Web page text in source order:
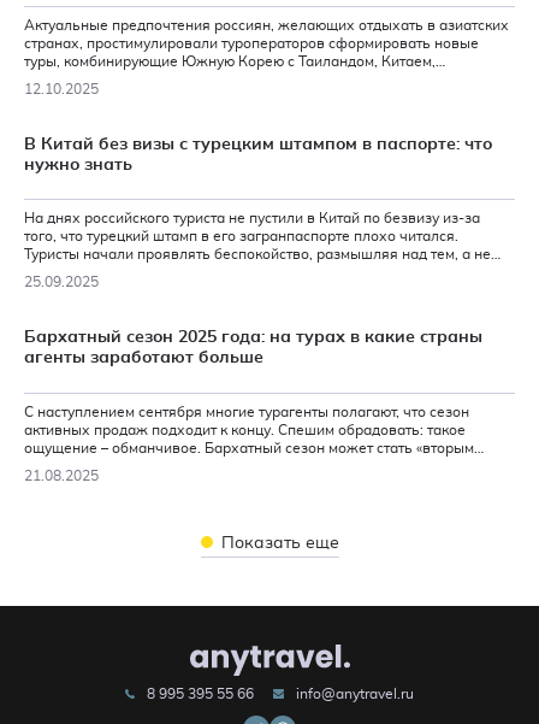
Актуальные предпочтения россиян, желающих отдыхать в азиатских
странах, простимулировали туроператоров сформировать новые
туры, комбинирующие Южную Корею с Таиландом, Китаем,
доступными по цене.
12.10.2025
В Китай без визы с турецким штампом в паспорте: что
нужно знать
На днях российского туриста не пустили в Китай по безвизу из-за
того, что турецкий штамп в его загранпаспорте плохо читался.
Туристы начали проявлять беспокойство, размышляя над тем, а не
туроператоров.
25.09.2025
Бархатный сезон 2025 года: на турах в какие страны
агенты заработают больше
С наступлением сентября многие турагенты полагают, что сезон
активных продаж подходит к концу. Спешим обрадовать: такое
ощущение – обманчивое. Бархатный сезон может стать «вторым
как? Отвечаем.
21.08.2025
Показать еще
8 995 395 55 66 info@anytravel.ru